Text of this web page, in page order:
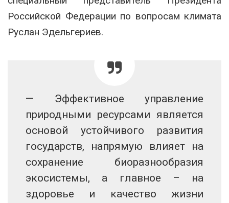
Российской Федерации по вопросам климата
Руслан Эдельгериев.
— Эффективное управление
природными ресурсами является
основой устойчивого развития
государств, напрямую влияет на
сохранение биоразнообразия
экосистемы, а главное – на
здоровье и качество жизни